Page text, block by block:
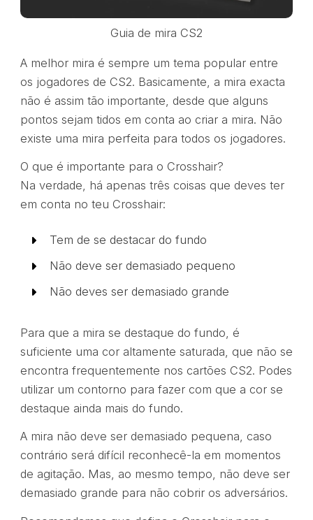
Guia de mira CS2
A melhor mira é sempre um tema popular entre
os jogadores de CS2. Basicamente, a mira exacta
não é assim tão importante, desde que alguns
pontos sejam tidos em conta ao criar a mira. Não
existe uma mira perfeita para todos os jogadores.
O que é importante para o Crosshair?
Na verdade, há apenas três coisas que deves ter
em conta no teu Crosshair:
Tem de se destacar do fundo
Não deve ser demasiado pequeno
Não deves ser demasiado grande
Para que a mira se destaque do fundo, é
suficiente uma cor altamente saturada, que não se
encontra frequentemente nos cartões CS2. Podes
utilizar um contorno para fazer com que a cor se
destaque ainda mais do fundo.
A mira não deve ser demasiado pequena, caso
contrário será difícil reconhecê-la em momentos
de agitação. Mas, ao mesmo tempo, não deve ser
demasiado grande para não cobrir os adversários.